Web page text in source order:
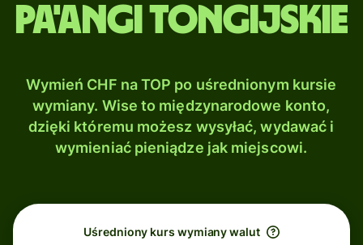
Pa'angi tongijskie
Wymień CHF na TOP po uśrednionym kursie
wymiany. Wise to międzynarodowe konto,
dzięki któremu możesz wysyłać, wydawać i
wymieniać pieniądze jak miejscowi.
Uśredniony kurs wymiany walut